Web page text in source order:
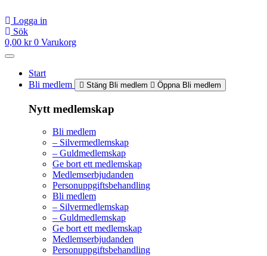
till
innehåll
Logga in
Sök
0,00 kr 0 Varukorg
Start
Bli medlem
Stäng Bli medlem Öppna Bli medlem
Nytt medlemskap
Bli medlem
– Silvermedlemskap
– Guldmedlemskap
Ge bort ett medlemskap
Medlemserbjudanden
Personuppgiftsbehandling
Bli medlem
– Silvermedlemskap
– Guldmedlemskap
Ge bort ett medlemskap
Medlemserbjudanden
Personuppgiftsbehandling